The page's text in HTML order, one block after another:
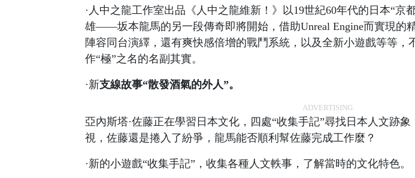
·人中之龍工作室出品《人中之龍維新！》以19世紀60年代的日本“京
雄——坂本龍馬的另一段傳奇即將開始，借助Unreal Engine而實現的
陣容同台演繹，還有爽快感倍增的戰鬥系統，以及全新小遊戲等等，
作“極”之名的名副其實。
·新支線故事“散發酒氣的外人”。
ADVERTISING
亞內斯塔·佐藤正在學習日本文化，四處“收集手記”尋找日本人文跡
視，佐藤還是捲入了紛爭，龍馬能否順利幫佐藤完成工作麼？
·新的小遊戲“收集手記”，收集各種人文軼事，了解當時的文化特色。